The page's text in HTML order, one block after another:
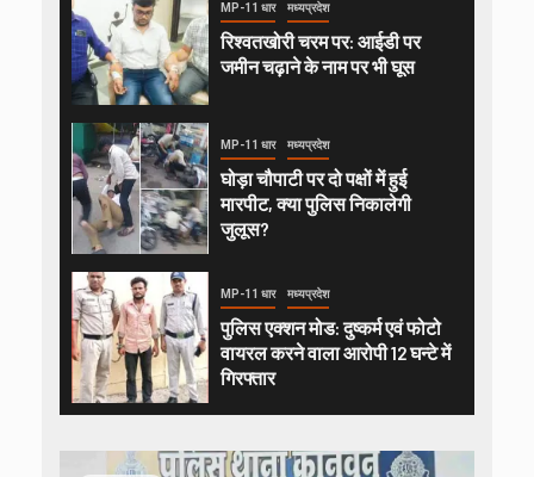
MP-11 धार मध्यप्रदेश
रिश्वतखोरी चरम पर: आईडी पर
जमीन चढ़ाने के नाम पर भी घूस
MP-11 धार मध्यप्रदेश
घोड़ा चौपाटी पर दो पक्षों में हुई
मारपीट, क्या पुलिस निकालेगी
जुलूस?
MP-11 धार मध्यप्रदेश
पुलिस एक्शन मोड: दुष्कर्म एवं फोटो
वायरल करने वाला आरोपी 12 घन्टे में
गिरफ्तार